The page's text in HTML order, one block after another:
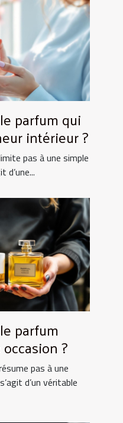
parfum qui
intérieur ?
pas à une simple
d’une...
parfum
?
pas à une
d’un véritable